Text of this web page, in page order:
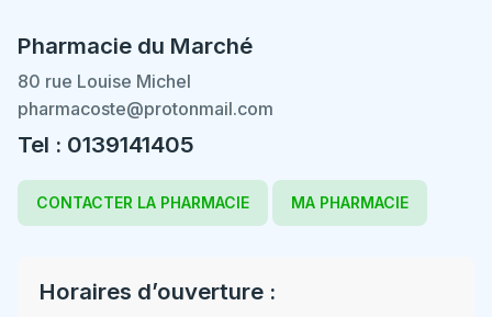
Pharmacie du Marché
80 rue Louise Michel
pharmacoste@protonmail.com
Tel : 0139141405
CONTACTER LA PHARMACIE MA PHARMACIE
Horaires d’ouverture :